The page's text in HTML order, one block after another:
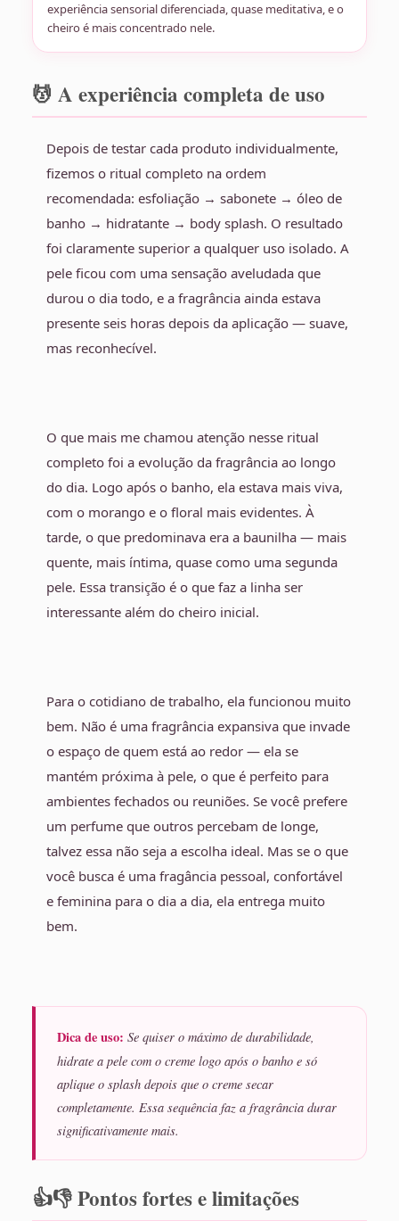
experiência sensorial diferenciada, quase meditativa, e o
cheiro é mais concentrado nele.
💆 A experiência completa de uso
Depois de testar cada produto individualmente,
fizemos o ritual completo na ordem
recomendada: esfoliação → sabonete → óleo de
banho → hidratante → body splash. O resultado
foi claramente superior a qualquer uso isolado. A
pele ficou com uma sensação aveludada que
durou o dia todo, e a fragrância ainda estava
presente seis horas depois da aplicação — suave,
mas reconhecível.
O que mais me chamou atenção nesse ritual
completo foi a evolução da fragrância ao longo
do dia. Logo após o banho, ela estava mais viva,
com o morango e o floral mais evidentes. À
tarde, o que predominava era a baunilha — mais
quente, mais íntima, quase como uma segunda
pele. Essa transição é o que faz a linha ser
interessante além do cheiro inicial.
Para o cotidiano de trabalho, ela funcionou muito
bem. Não é uma fragrância expansiva que invade
o espaço de quem está ao redor — ela se
mantém próxima à pele, o que é perfeito para
ambientes fechados ou reuniões. Se você prefere
um perfume que outros percebam de longe,
talvez essa não seja a escolha ideal. Mas se o que
você busca é uma fragância pessoal, confortável
e feminina para o dia a dia, ela entrega muito
bem.
Dica de uso: Se quiser o máximo de durabilidade,
hidrate a pele com o creme logo após o banho e só
aplique o splash depois que o creme secar
completamente. Essa sequência faz a fragrância durar
significativamente mais.
👍👎 Pontos fortes e limitações